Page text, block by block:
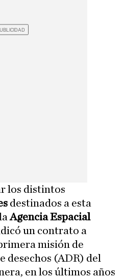
los distintos
destinados a esta
Agencia Espacial
un contrato a
misión de
desechos (ADR) del
en los últimos años